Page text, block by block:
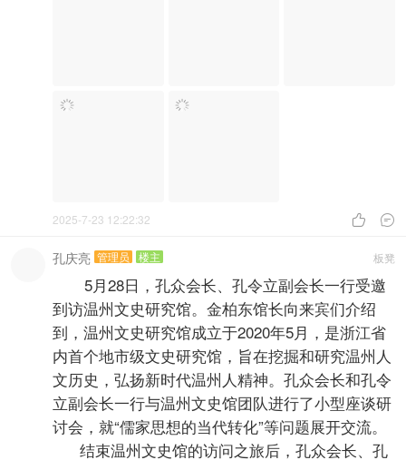
5月28日，孔众会长、孔令立副会长一行受邀
到访温州文史研究馆。金柏东馆长向来宾们介绍
到，温州文史研究馆成立于2020年5月，是浙江省
内首个地市级文史研究馆，旨在挖掘和研究温州人
文历史，弘扬新时代温州人精神。孔众会长和孔令
立副会长一行与温州文史馆团队进行了小型座谈研
讨会，就“儒家思想的当代转化”等问题展开交流。